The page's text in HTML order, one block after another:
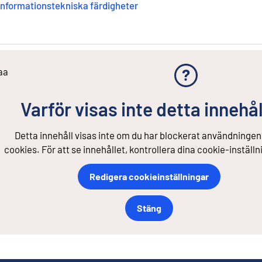
färdigheter
Varför visas inte detta
Detta innehåll visas inte om du har blockerat
cookies. För att se innehållet, kontrollera dina cookie-
Redigera cookieinställningar
Stäng